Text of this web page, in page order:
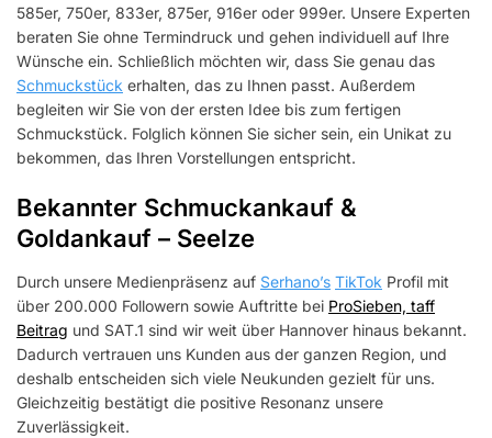
585er, 750er, 833er, 875er, 916er oder 999er. Unsere Experten
beraten Sie ohne Termindruck und gehen individuell auf Ihre
Wünsche ein. Schließlich möchten wir, dass Sie genau das
Schmuckstück erhalten, das zu Ihnen passt. Außerdem
begleiten wir Sie von der ersten Idee bis zum fertigen
Schmuckstück. Folglich können Sie sicher sein, ein Unikat zu
bekommen, das Ihren Vorstellungen entspricht.
Bekannter Schmuckankauf &
Goldankauf – Seelze
Durch unsere Medienpräsenz auf Serhano’s TikTok Profil mit
über 200.000 Followern sowie Auftritte bei ProSieben, taff
Beitrag und SAT.1 sind wir weit über Hannover hinaus bekannt.
Dadurch vertrauen uns Kunden aus der ganzen Region, und
deshalb entscheiden sich viele Neukunden gezielt für uns.
Gleichzeitig bestätigt die positive Resonanz unsere
Zuverlässigkeit.